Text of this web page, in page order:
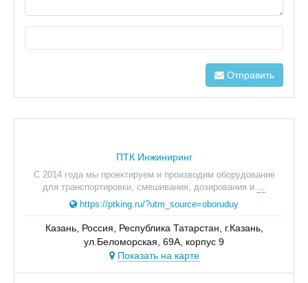
Отправить
ПТК Инжиниринг
С 2014 года мы проектируем и производим оборудование
для транспортировки, смешивания, дозирования и
https://ptking.ru/?utm_source=oboruduy
Казань, Россия, Республика Татарстан, г.Казань,
ул.Беломорская, 69А, корпус 9
Показать на карте